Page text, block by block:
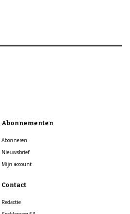
Abonnementen
Abonneren
Nieuwsbrief
Mijn account
Contact
Redactie